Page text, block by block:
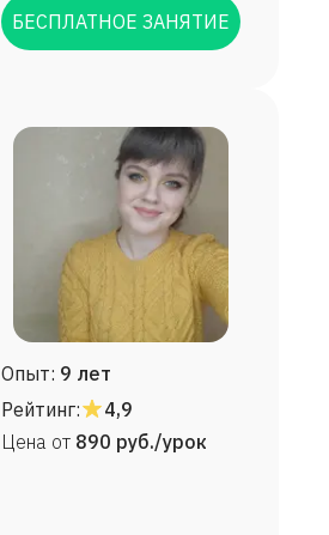
БЕСПЛАТНОЕ ЗАНЯТИЕ
Опыт: 9 лет
Рейтинг:
4,9
Цена от 890 руб./урок